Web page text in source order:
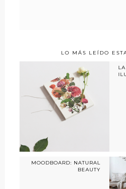
LO MÁS LEÍDO
MOODBOARD: NATURAL
BEAUTY